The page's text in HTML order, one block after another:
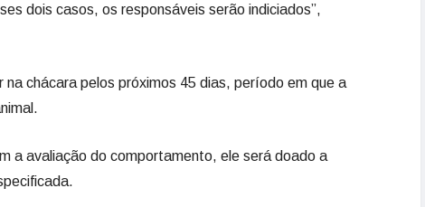
dois casos, os responsáveis serão indiciados”,
na chácara pelos próximos 45 dias, período em que a
a avaliação do comportamento, ele será doado a